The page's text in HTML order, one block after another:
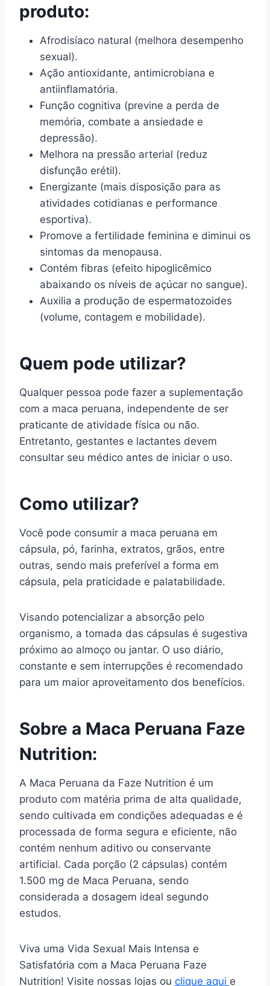
produto:
Afrodisíaco natural (melhora desempenho
sexual).
Ação antioxidante, antimicrobiana e
antiinflamatória.
Função cognitiva (previne a perda de
memória, combate a ansiedade e
depressão).
Melhora na pressão arterial (reduz
disfunção erétil).
Energizante (mais disposição para as
atividades cotidianas e performance
esportiva).
Promove a fertilidade feminina e diminui os
sintomas da menopausa.
Contém fibras (efeito hipoglicêmico
abaixando os níveis de açúcar no sangue).
Auxilia a produção de espermatozoides
(volume, contagem e mobilidade).
Quem pode utilizar?
Qualquer pessoa pode fazer a suplementação
com a maca peruana, independente de ser
praticante de atividade física ou não.
Entretanto, gestantes e lactantes devem
consultar seu médico antes de iniciar o uso.
Como utilizar?
Você pode consumir a maca peruana em
cápsula, pó, farinha, extratos, grãos, entre
outras, sendo mais preferível a forma em
cápsula, pela praticidade e palatabilidade.
Visando potencializar a absorção pelo
organismo, a tomada das cápsulas é sugestiva
próximo ao almoço ou jantar. O uso diário,
constante e sem interrupções é recomendado
para um maior aproveitamento dos benefícios.
Sobre a Maca Peruana Faze
Nutrition:
A Maca Peruana da Faze Nutrition é um
produto com matéria prima de alta qualidade,
sendo cultivada em condições adequadas e é
processada de forma segura e eficiente, não
contém nenhum aditivo ou conservante
artificial. Cada porção (2 cápsulas) contém
1.500 mg de Maca Peruana, sendo
considerada a dosagem ideal segundo
estudos.
Viva uma Vida Sexual Mais Intensa e
Satisfatória com a Maca Peruana Faze
Nutrition! Visite nossas lojas ou clique aqui e